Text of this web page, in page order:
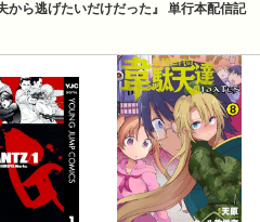
から逃げたいだけだった』 単行本配信記